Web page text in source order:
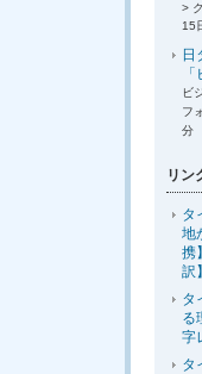
>
15
日
ビ
フ
分
リン
タ
地
携
訳】
タ
る
字
タ